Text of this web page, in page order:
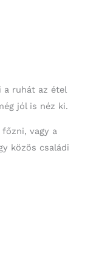
a ruhát az étel
jól is néz ki.
vagy a
közös családi